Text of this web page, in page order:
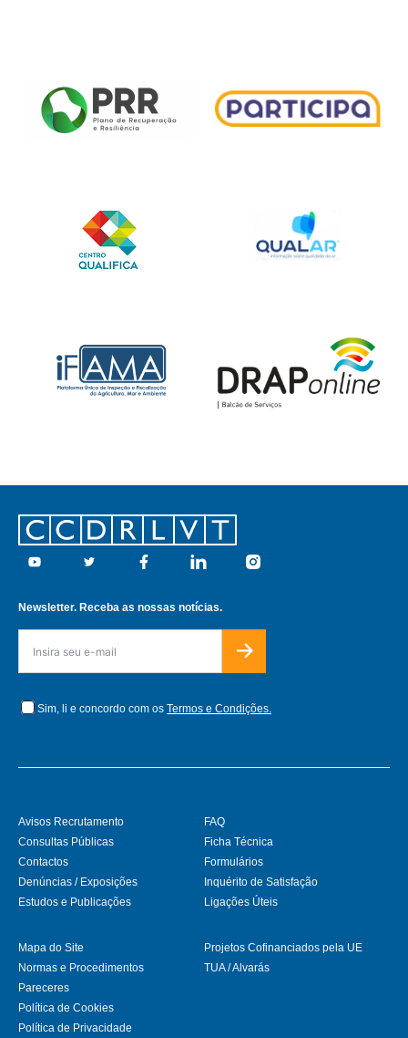
Footer
Youtube Twitter Facebook Linkedin Instagram
Newsletter. Receba as nossas notícias.
Sim, li e concordo com os Termos e Condições.
Avisos Recrutamento
Consultas Públicas
Contactos
Denúncias / Exposições
Estudos e Publicações
FAQ
Ficha Técnica
Formulários
Inquérito de Satisfação
Ligações Úteis
Mapa do Site
Normas e Procedimentos
Pareceres
Política de Cookies
Política de Privacidade
Projetos Cofinanciados pela UE
TUA / Alvarás